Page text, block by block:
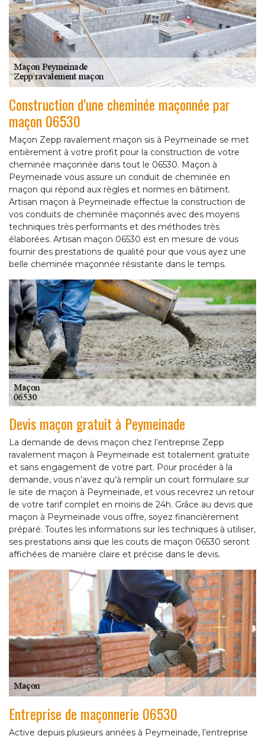
Construction d’une cheminée maçonnée par
maçon 06530
Maçon Zepp ravalement maçon sis à Peymeinade se met
entièrement à votre profit pour la construction de votre
cheminée maçonnée dans tout le 06530. Maçon à
Peymeinade vous assure un conduit de cheminée en
maçon qui répond aux règles et normes en bâtiment.
Artisan maçon à Peymeinade effectue la construction de
vos conduits de cheminée maçonnés avec des moyens
techniques très performants et des méthodes très
élaborées. Artisan maçon 06530 est en mesure de vous
fournir des prestations de qualité pour que vous ayez une
belle cheminée maçonnée résistante dans le temps.
Devis maçon gratuit à Peymeinade
La demande de devis maçon chez l’entreprise Zepp
ravalement maçon à Peymeinade est totalement gratuite
et sans engagement de votre part. Pour procéder à la
demande, vous n’avez qu’à remplir un court formulaire sur
le site de maçon à Peymeinade, et vous recevrez un retour
de votre tarif complet en moins de 24h. Grâce au devis que
maçon à Peymeinade vous offre, soyez financièrement
préparé. Toutes les informations sur les techniques à utiliser,
ses prestations ainsi que les couts de maçon 06530 seront
affichées de manière claire et précise dans le devis.
Entreprise de maçonnerie 06530
Active depuis plusieurs années à Peymeinade, l’entreprise